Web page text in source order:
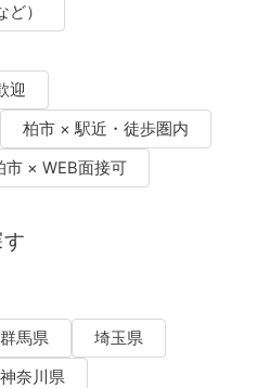
）
迎
柏市 × 駅近・徒歩圏内
市 × WEB面接可
群馬県
埼玉県
神奈川県